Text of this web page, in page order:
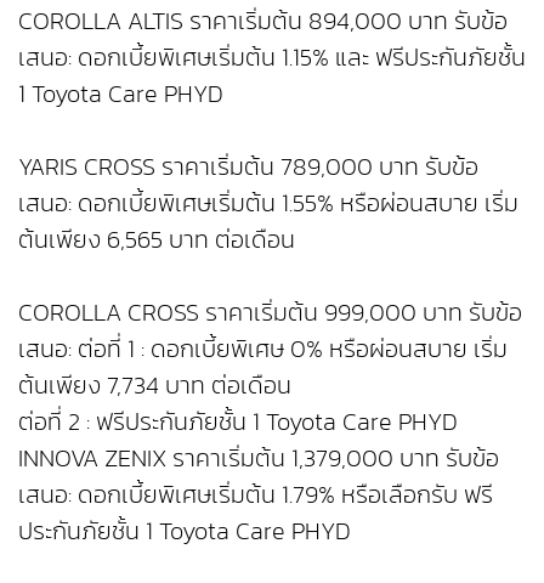
COROLLA ALTIS ราคาเริ่มต้น 894,000 บาท รับข้อ
เสนอ: ดอกเบี้ยพิเศษเริ่มต้น 1.15% และ ฟรีประกันภัยชั้น
1 Toyota Care PHYD
YARIS CROSS ราคาเริ่มต้น 789,000 บาท รับข้อ
เสนอ: ดอกเบี้ยพิเศษเริ่มต้น 1.55% หรือผ่อนสบาย เริ่ม
ต้นเพียง 6,565 บาท ต่อเดือน
COROLLA CROSS ราคาเริ่มต้น 999,000 บาท รับข้อ
เสนอ: ต่อที่ 1 : ดอกเบี้ยพิเศษ 0% หรือผ่อนสบาย เริ่ม
ต้นเพียง 7,734 บาท ต่อเดือน
ต่อที่ 2 : ฟรีประกันภัยชั้น 1 Toyota Care PHYD
INNOVA ZENIX ราคาเริ่มต้น 1,379,000 บาท รับข้อ
เสนอ: ดอกเบี้ยพิเศษเริ่มต้น 1.79% หรือเลือกรับ ฟรี
ประกันภัยชั้น 1 Toyota Care PHYD